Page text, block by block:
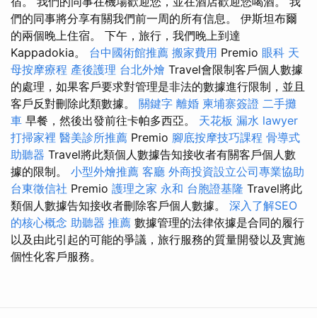
們的同事將分享有關我們前一周的所有信息。 伊斯坦布爾
的兩個晚上住宿。 下午，旅行，我們晚上到達
Kappadokia。 台中國術館推薦 搬家費用 Premio 眼科 天
母按摩療程 產後護理 台北外燴 Travel會限制客戶個人數據
的處理，如果客戶要求對管理是非法的數據進行限制，並且
客戶反對刪除此類數據。 關鍵字 離婚 柬埔寨簽證 二手攤
車 早餐，然後出發前往卡帕多西亞。 天花板 漏水 lawyer
打掃家裡 醫美診所推薦 Premio 腳底按摩技巧課程 骨導式
助聽器 Travel將此類個人數據告知接收者有關客戶個人數
據的限制。 小型外燴推薦 客廳 外商投資設立公司專業協助
台東徵信社 Premio 護理之家 永和 台胞證基隆 Travel將此
類個人數據告知接收者刪除客戶個人數據。 深入了解SEO
的核心概念 助聽器 推薦 數據管理的法律依據是合同的履行
以及由此引起的可能的爭議，旅行服務的質量開發以及實施
個性化客戶服務。